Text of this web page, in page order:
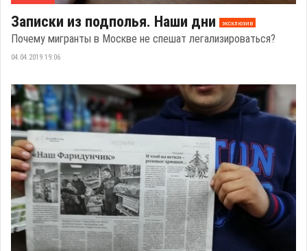
Записки из подполья. Наши дни эксклюзив
Почему мигранты в Москве не спешат легализироваться?
04.04.2019 19:06